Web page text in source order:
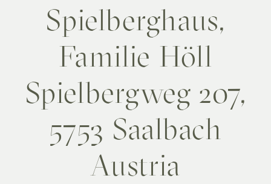
Spielberghaus,
Familie Höll
Spielbergweg 207,
5753 Saalbach
Austria